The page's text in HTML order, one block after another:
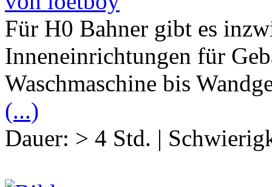
Für H0 Bahner gibt es
Inneneinrichtungen für
Waschmaschine bis
(...)
Dauer: > 4 Std. |